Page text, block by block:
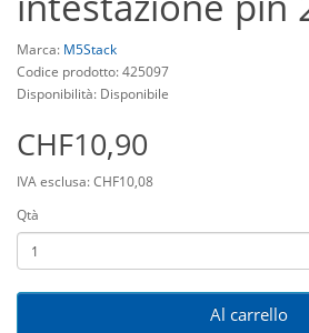
Marca: M5Stack
Codice prodotto: 425097
Disponibilità: Disponibile
CHF10,90
IVA esclusa: CHF10,08
Qtà
Al carrello